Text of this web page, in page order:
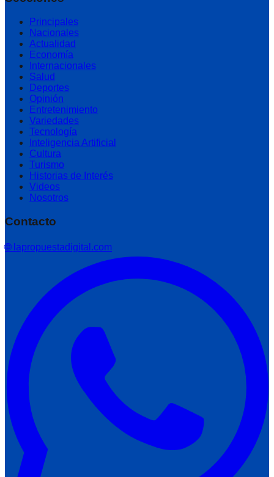
Principales
Nacionales
Actualidad
Economía
Internacionales
Salud
Deportes
Opinión
Entretenimiento
Variedades
Tecnología
Inteligencia Artificial
Cultura
Turismo
Historias de Interés
Videos
Nosotros
Contacto
🌐 lapropuestadigital.com